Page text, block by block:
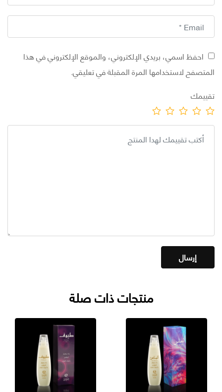
احفظ اسمي، بريدي الإلكتروني، والموقع الإلكتروني في هذا
لاستخدامها المرة المقبلة في تعليقي.
منتجات ذات صلة